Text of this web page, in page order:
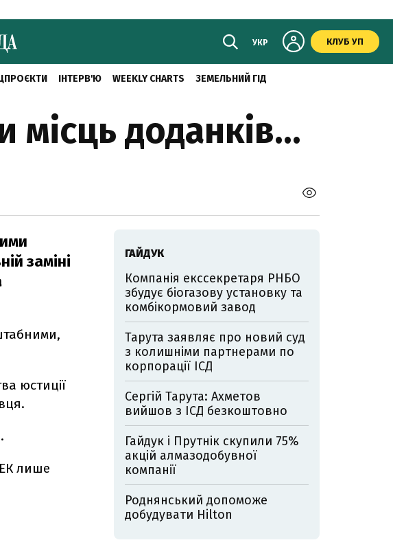
УКР КЛУБ УП
ІНТЕРВ'Ю WEEKLY CHARTS ЗЕМЕЛЬНИЙ ГІД
місць доданків...
заміні
юстиції
лише
ГАЙДУК
Компанія екссекретаря РНБО
збудує біогазову установку та
комбікормовий завод
Тарута заявляє про новий суд
з колишніми партнерами по
корпорації ІСД
Сергій Тарута: Ахметов
вийшов з ІСД безкоштовно
Гайдук і Прутнік скупили 75%
акцій алмазодобувної
компанії
Роднянський допоможе
добудувати Hilton